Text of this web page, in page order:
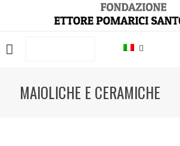
MAIOLICHE E CERAMICHE